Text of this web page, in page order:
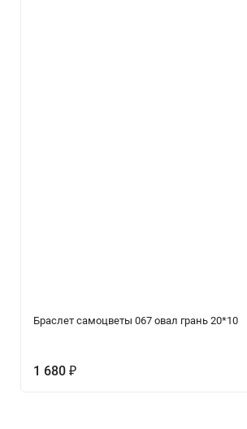
Браслет самоцветы 067 овал грань 20*10
1 680 ₽